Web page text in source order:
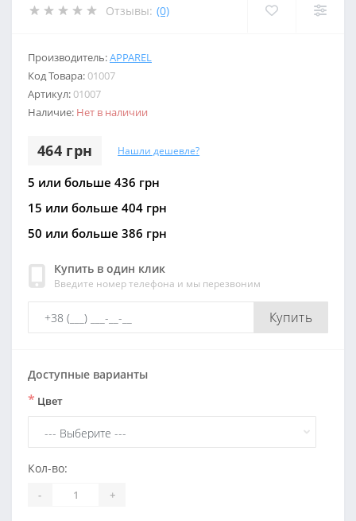
Отзывы: (0)
Производитель:APPAREL
Код Товара:01007
Артикул:01007
Наличие: Нет в наличии
464 грн Нашли дешевле?
5 или больше 436 грн
15 или больше 404 грн
50 или больше 386 грн
Купить в один клик
Введите номер телефона и мы перезвоним
Купить
Доступные варианты
* Цвет
Кол-во:
- +